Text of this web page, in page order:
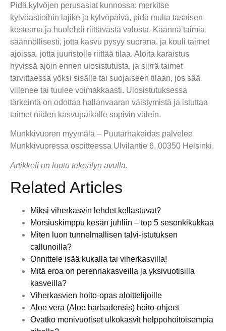
Pidä kylvöjen perusasiat kunnossa: merkitse
kylvöastioihin lajike ja kylvöpäivä, pidä multa tasaisen
kosteana ja huolehdi riittävästä valosta. Käännä taimia
säännöllisesti, jotta kasvu pysyy suorana, ja kouli taimet
ajoissa, jotta juuristolle riittää tilaa. Aloita karaistus
hyvissä ajoin ennen ulosistutusta, ja siirrä taimet
tarvittaessa yöksi sisälle tai suojaiseen tilaan, jos sää
viilenee tai tuulee voimakkaasti. Ulosistutuksessa
tärkeintä on odottaa hallanvaaran väistymistä ja istuttaa
taimet niiden kasvupaikalle sopivin välein.
Munkkivuoren myymälä – Puutarhakeidas palvelee
Munkkivuoressa osoitteessa Ulvilantie 6, 00350 Helsinki.
Artikkeli on luotu tekoälyn avulla.
Related Articles
Miksi viherkasvin lehdet kellastuvat?
Morsiuskimppu kesän juhliin – top 5 sesonkikukkaa
Miten luon tunnelmallisen talvi-istutuksen
callunoilla?
Onnittele isää kukalla tai viherkasvilla!
Mitä eroa on perennakasveilla ja yksivuotisilla
kasveilla?
Viherkasvien hoito-opas aloittelijoille
Aloe vera (Aloe barbadensis) hoito-ohjeet
Ovatko monivuotiset ulkokasvit helppohoitoisempia